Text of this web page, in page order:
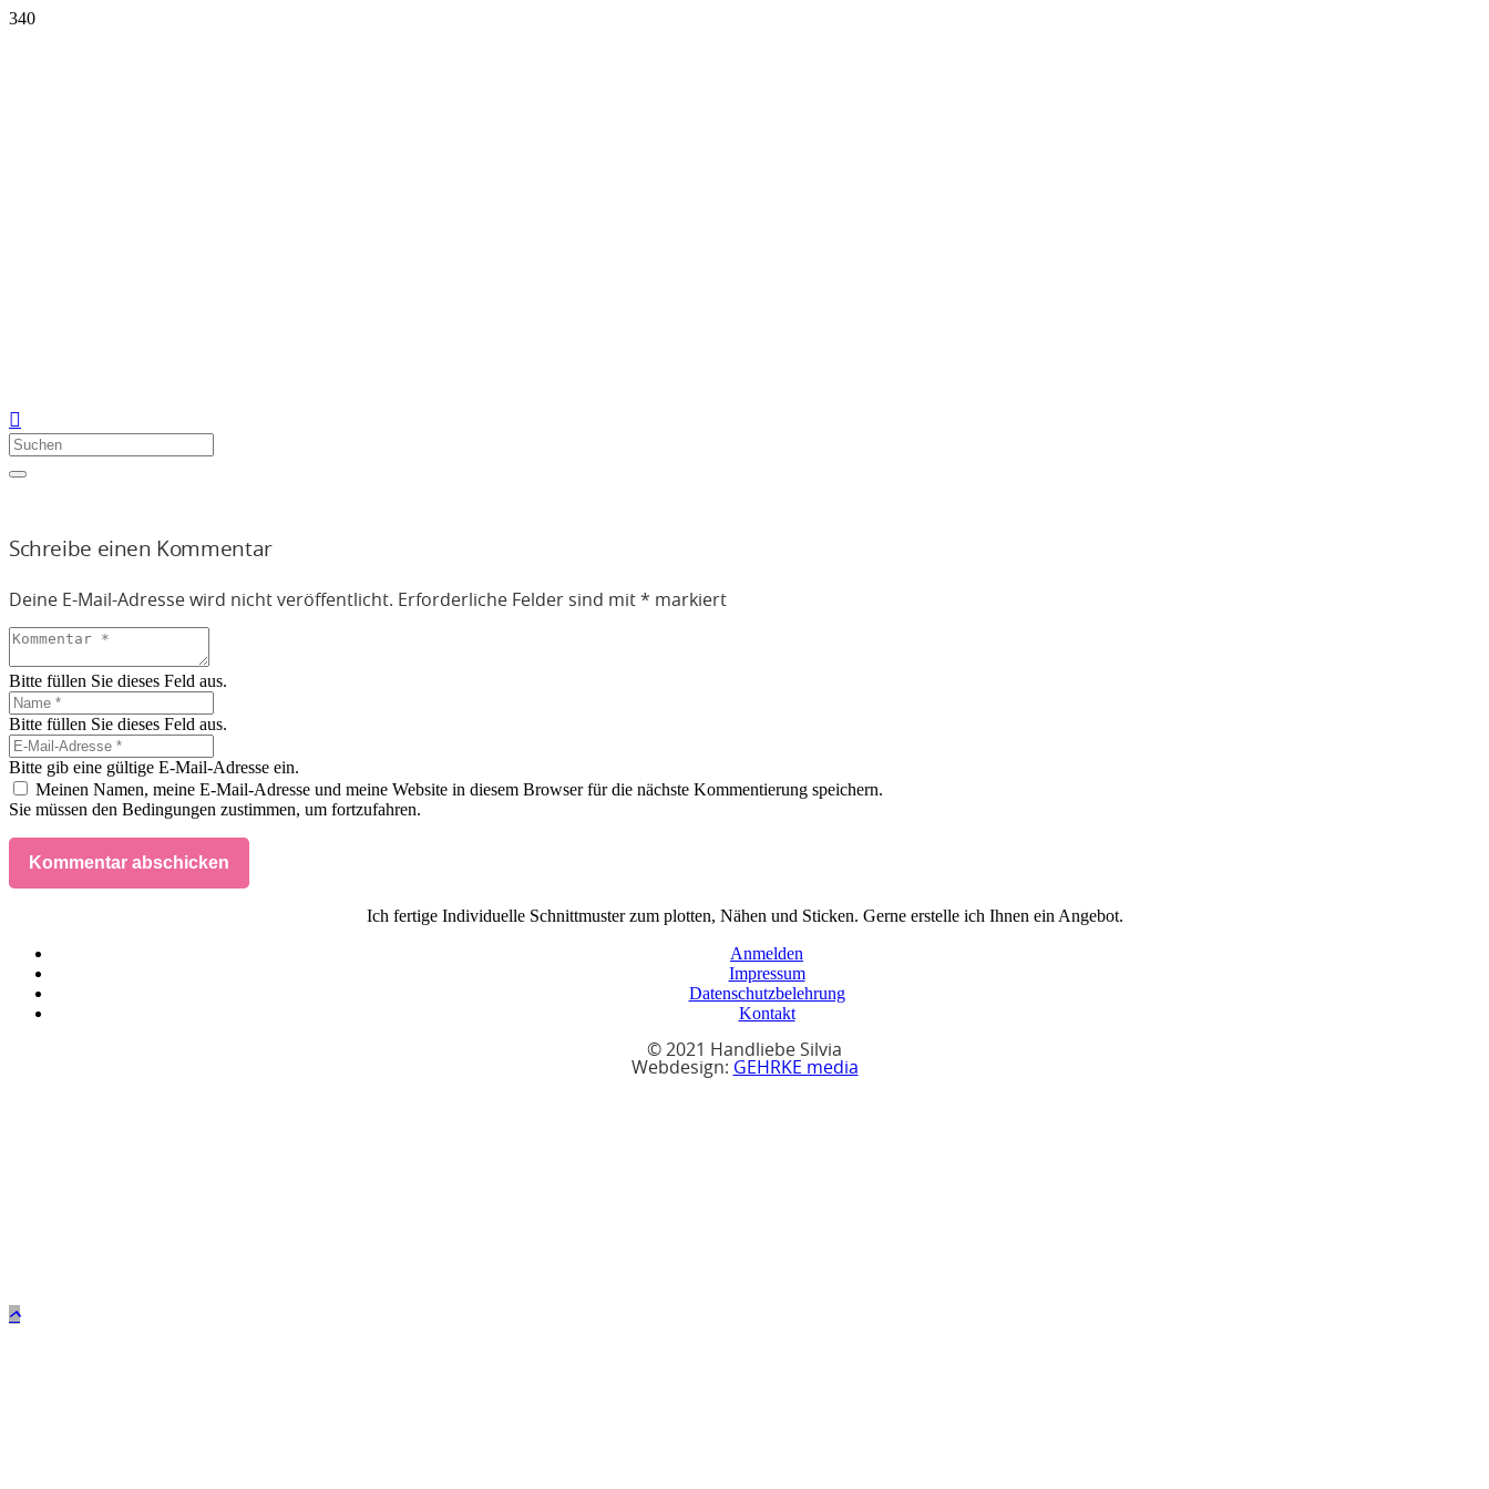
Schreibe einen Kommentar
Deine E-Mail-Adresse wird nicht veröffentlicht. Erforderliche Felder sind mit * markiert
Bitte füllen Sie dieses Feld aus.
Bitte füllen Sie dieses Feld aus.
Bitte gib eine gültige E-Mail-Adresse ein.
Meinen Namen, meine E-Mail-Adresse und meine Website in diesem Browser für die nächste Kommentierung speichern.
Sie müssen den Bedingungen zustimmen, um fortzufahren.
Kommentar abschicken
Ich fertige Individuelle Schnittmuster zum plotten, Nähen und Sticken. Gerne erstelle ich Ihnen ein Angebot.
Anmelden
Impressum
Datenschutzbelehrung
Kontakt
© 2021 Handliebe Silvia
Webdesign: GEHRKE media